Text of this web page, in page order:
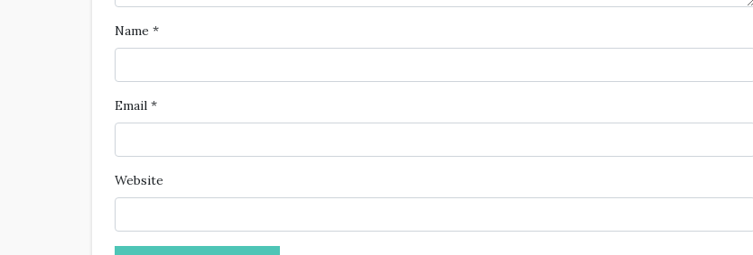
Name *
Email *
Website